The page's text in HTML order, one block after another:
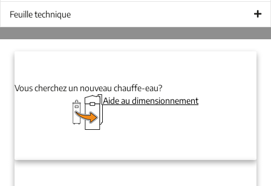
Feuille technique
Vous cherchez un nouveau chauffe-eau?
Aide au dimensionnement